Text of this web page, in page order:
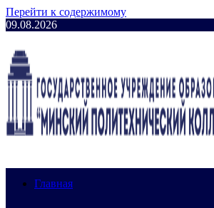
Перейти к содержимому
09.08.2026
Главная